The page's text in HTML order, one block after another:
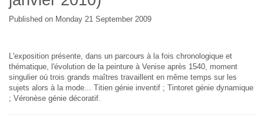
Published on Monday 21 September 2009
L'exposition présente, dans un parcours à la fois chronologique et
thématique, l'évolution de la peinture à Venise après 1540, moment
singulier où trois grands maîtres travaillent en même temps sur les
sujets alors à la mode... Titien génie inventif ; Tintoret génie dynamique
; Véronèse génie décoratif.